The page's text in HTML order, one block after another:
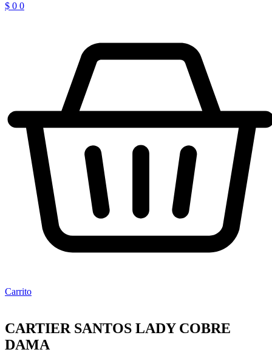
$ 0 0
Carrito
CARTIER SANTOS LADY COBRE
DAMA